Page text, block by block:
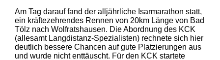
Am Tag darauf fand der alljährliche Isarmarathon statt,
ein kräftezehrendes Rennen von 20km Länge von Bad
Tölz nach Wolfratshausen. Die Abordnung des KCK
(allesamt Langdistanz-Spezialisten) rechnete sich hier
deutlich bessere Chancen auf gute Platzierungen aus
und wurde nicht enttäuscht. Für den KCK startete